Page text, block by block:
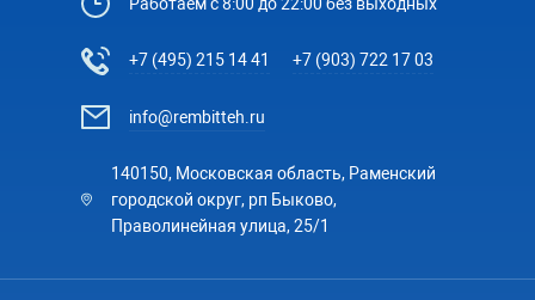
+7 (495) 215 14 41 +7 (903) 722 17 03
info@rembitteh.ru
140150, Московская область, Раменский
городской округ, рп Быково,
Праволинейная улица, 25/1